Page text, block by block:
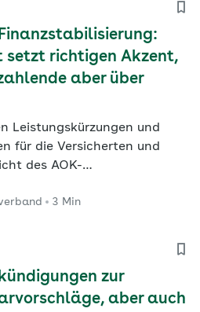
setzt richtigen Akzent,
aber über
Leistungskürzungen und
für die Versicherten und
des AOK-
3 Min
zur
aber auch